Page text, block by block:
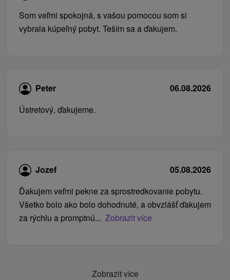
Som veľmi spokojná, s vašou pomocou som si
vybrala kúpeľný pobyt. Teším sa a ďakujem.
Peter
06.08.2026
Ústretový, ďakujeme.
Jozef
05.08.2026
Ďakujem veľmi pekne za sprostredkovanie pobytu.
Všetko bolo ako bolo dohodnuté, a obvzlášť ďakujem
za rýchlu a promptnú... Zobrazit více
Zobrazit více